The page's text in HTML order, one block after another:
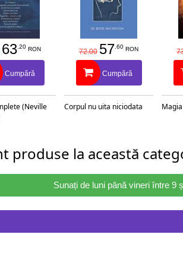
63 .20 RON
Cumpără
(Neville
72.00 57 .60 RON
Cumpără
Corpul nu uita niciodata
produse la această
Sunați de luni până vineri între 9